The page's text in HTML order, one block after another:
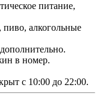
питание,
пиво, алкогольные
в номер.
с 10:00 до 22:00.